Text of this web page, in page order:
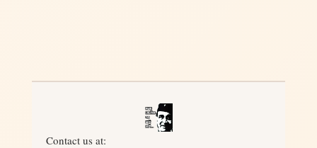
Contact us at: